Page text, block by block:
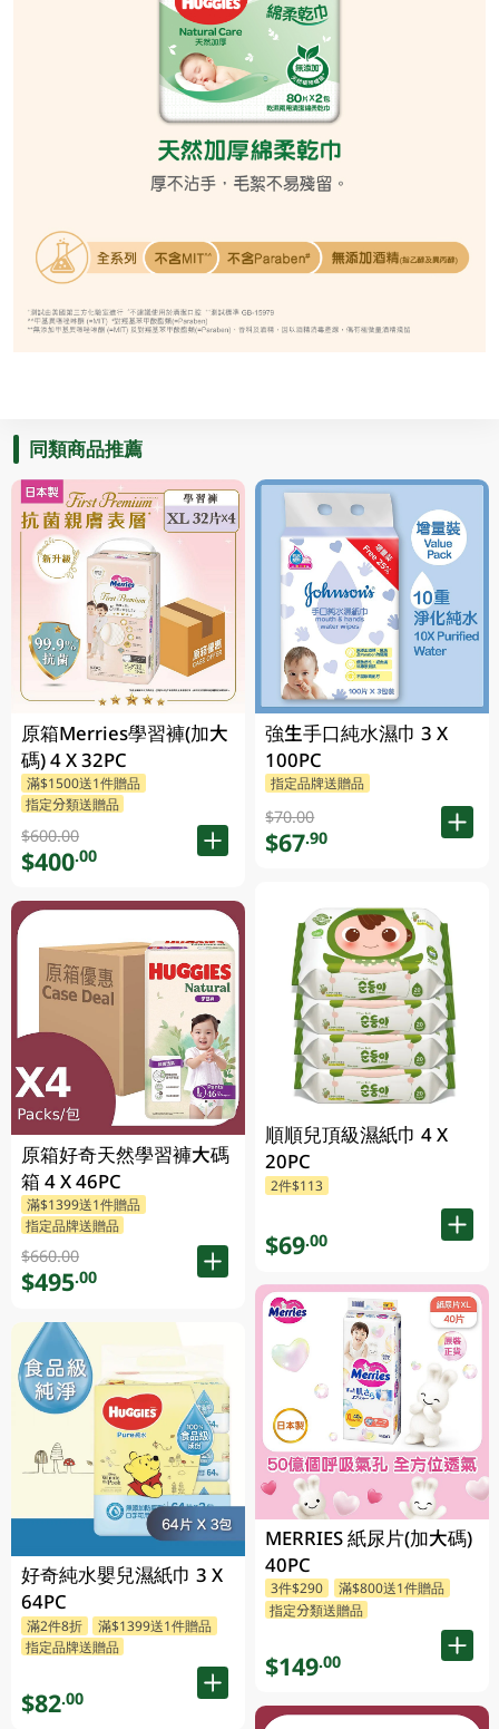
同類商品推薦
原箱Merries學習褲(加大
碼) 4 X 32PC
滿$1500送1件贈品
指定分類送贈品
$600.00
$400.00
原箱好奇天然學習褲大碼
箱 4 X 46PC
滿$1399送1件贈品
指定品牌送贈品
$660.00
$495.00
好奇純水嬰兒濕紙巾 3 X
64PC
滿2件8折
滿$1399送1件贈品
指定品牌送贈品
$82.00
強生手口純水濕巾 3 X
100PC
指定品牌送贈品
$70.00
$67.90
順順兒頂級濕紙巾 4 X
20PC
2件$113
$69.00
MERRIES 紙尿片(加大碼)
40PC
3件$290
滿$800送1件贈品
指定分類送贈品
$149.00